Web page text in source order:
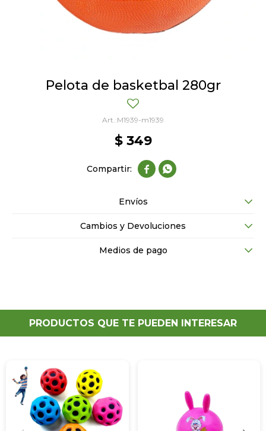
Pelota de basketbal 280gr
M1939-m1939
$ 349
 
Envíos
Cambios y Devoluciones
Medios de pago
PRODUCTOS QUE TE PUEDEN INTERESAR